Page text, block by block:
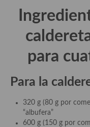
Postres con frutas
Quesos, recetas
Salazones y encurtidos
Recetas Especiales
Recetas de Cuaresma
Recetas maridadas
para
Para la
320 g (80 g por
“albufera”
600 g (150 g por